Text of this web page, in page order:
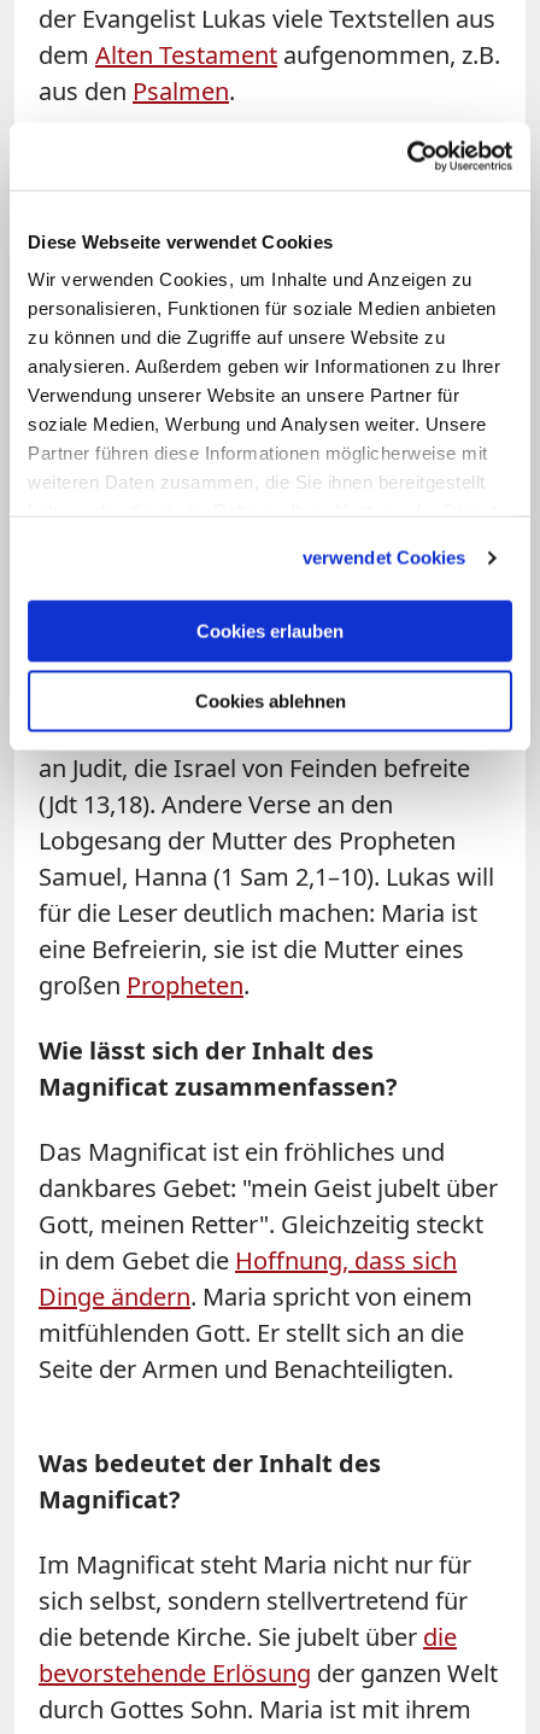
Diese Webseite verwendet Cookies
Wir verwenden Cookies, um Inhalte und Anzeigen zu
personalisieren, Funktionen für soziale Medien anbieten
zu können und die Zugriffe auf unsere Website zu
analysieren. Außerdem geben wir Informationen zu Ihrer
Verwendung unserer Website an unsere Partner für
soziale Medien, Werbung und Analysen weiter. Unsere
Partner führen diese Informationen möglicherweise mit
weiteren Daten zusammen, die Sie ihnen bereitgestellt
verwendet Cookies
Cookies erlauben
Cookies ablehnen
der Evangelist Lukas viele Textstellen aus
dem Alten Testament aufgenommen, z.B.
aus den Psalmen.
Bild: © N. Bach/Bonner Münster
Maria antwortet mit dem "Magnificat" auf die
Begrüßung ihrer Cousine Elisabet.
Die Worte Marias erinnern an Aussagen
des Alten Testaments. So wird eine
Verbindung zu wichtigenFrauen des
Judentumshergestellt. Ein Vers erinnert
an Judit, die Israel von Feinden befreite
(Jdt 13,18). Andere Verse an den
Lobgesang der Mutter des Propheten
Samuel, Hanna (1 Sam 2,1–10). Lukas will
für die Leser deutlich machen: Maria ist
eine Befreierin, sie ist die Mutter eines
großen Propheten.
Wie lässt sich der Inhalt des
Magnificat zusammenfassen?
Das Magnificat ist ein fröhliches und
dankbares Gebet: "mein Geist jubelt über
Gott, meinen Retter". Gleichzeitig steckt
in dem Gebet die Hoffnung, dass sich
Dinge ändern. Maria spricht von einem
mitfühlenden Gott. Er stellt sich an die
Seite der Armen und Benachteiligten.
Was bedeutet der Inhalt des
Magnificat?
Im Magnificat steht Maria nicht nur für
sich selbst, sondern stellvertretend für
die betende Kirche. Sie jubelt über die
bevorstehende Erlösung der ganzen Welt
durch Gottes Sohn. Maria ist mit ihrem